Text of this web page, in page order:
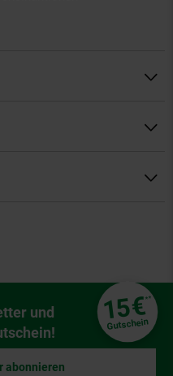
und
15€**
Gutschein
abonnieren